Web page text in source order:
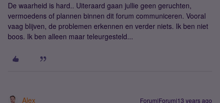
De waarheid is hard.. Uiteraard gaan jullie geen geruchten,
vermoedens of plannen binnen dit forum communiceren. Vooral
vaag blijven, de problemen erkennen en verder niets. Ik ben niet
boos. Ik ben alleen maar teleurgesteld...
Alex Forum|Forum|13 years ago